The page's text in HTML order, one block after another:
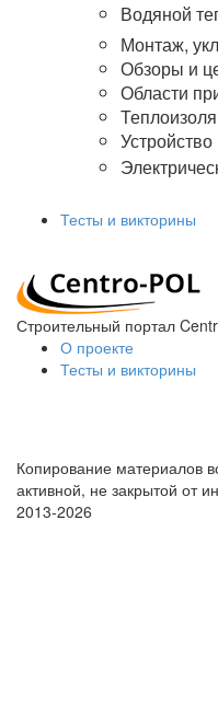
Водяной
Монтаж,
Обзоры и
Области
Устройство
Тесты и викторины
Строительный портал
О проекте
Тесты и викторины
Копирование материалов
активной, не закрытой от
2013-2026